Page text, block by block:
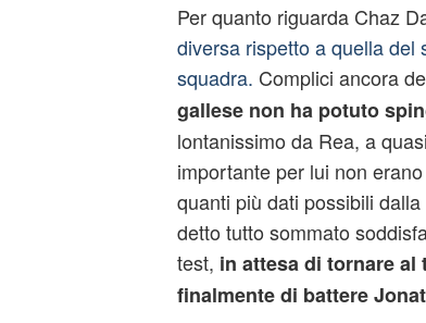
Per quanto riguarda Chaz
diversa rispetto a quella del
squadra. Complici ancora
gallese non ha potuto
lontanissimo da Rea, a
importante per lui non
quanti più dati possibili
detto tutto sommato
test, in attesa di tornare al
finalmente di battere